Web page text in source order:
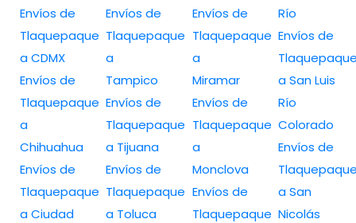
Envíos de
Tlaquepaque
a CDMX
Envíos de
Tlaquepaque
a
Chihuahua
Envíos de
Tlaquepaque
a Ciudad
Envíos de
Tlaquepaque
a
Tampico
Envíos de
Tlaquepaque
a Tijuana
Envíos de
Tlaquepaque
a Toluca
Envíos de
Tlaquepaque
a
Miramar
Envíos de
Tlaquepaque
a
Monclova
Envíos de
Tlaquepaque
Río
Envíos de
a San Luis
Río
Colorado
Envíos de
a San
Nicolás